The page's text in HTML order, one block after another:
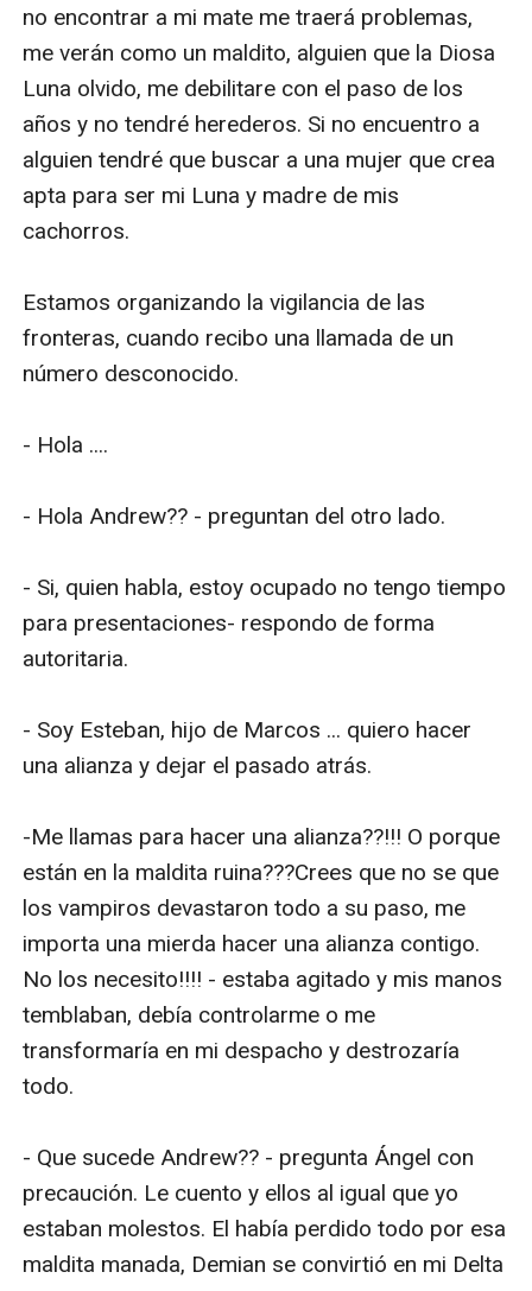
no encontrar a mi mate me traerá problemas,
me verán como un maldito, alguien que la Diosa
Luna olvido, me debilitare con el paso de los
años y no tendré herederos. Si no encuentro a
alguien tendré que buscar a una mujer que crea
apta para ser mi Luna y madre de mis
cachorros.
Estamos organizando la vigilancia de las
fronteras, cuando recibo una llamada de un
número desconocido.
- Hola ....
- Hola Andrew?? - preguntan del otro lado.
- Si, quien habla, estoy ocupado no tengo tiempo
para presentaciones- respondo de forma
autoritaria.
- Soy Esteban, hijo de Marcos ... quiero hacer
una alianza y dejar el pasado atrás.
-Me llamas para hacer una alianza??!!! O porque
están en la maldita ruina???Crees que no se que
los vampiros devastaron todo a su paso, me
importa una mierda hacer una alianza contigo.
No los necesito!!!! - estaba agitado y mis manos
temblaban, debía controlarme o me
transformaría en mi despacho y destrozaría
todo.
- Que sucede Andrew?? - pregunta Ángel con
precaución. Le cuento y ellos al igual que yo
estaban molestos. El había perdido todo por esa
maldita manada, Demian se convirtió en mi Delta